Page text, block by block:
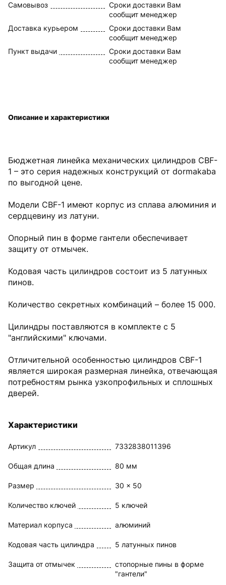
Самовывоз
Сроки доставки Вам
сообщит менеджер
Доставка курьером
Сроки доставки Вам
сообщит менеджер
Пункт выдачи
Сроки доставки Вам
сообщит менеджер
Бюджетная линейка механических цилиндров CBF-
1 – это серия надежных конструкций от dormakaba
по выгодной цене.
Модели CBF-1 имеют корпус из сплава алюминия и
сердцевину из латуни.
Опорный пин в форме гантели обеспечивает
защиту от отмычек.
Кодовая часть цилиндров состоит из 5 латунных
пинов.
Количество секретных комбинаций – более 15 000.
Цилиндры поставляются в комплекте с 5
"английскими" ключами.
Отличительной особенностью цилиндров CBF-1
является широкая размерная линейка, отвечающая
потребностям рынка узкопрофильных и сплошных
дверей.
Характеристики
Артикул 7332838011396
Общая длина 80 мм
Размер 30 x 50
Количество ключей 5 ключей
Материал корпуса алюминий
Кодовая часть цилиндра 5 латунных пинов
Защита от отмычек
стопорные пины в форме
"гантели"
Описание и характеристики